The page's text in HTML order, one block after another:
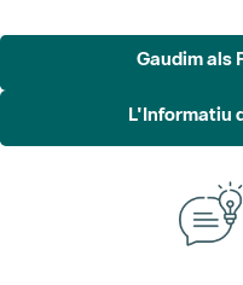
Gaudim als
L'Informatiu